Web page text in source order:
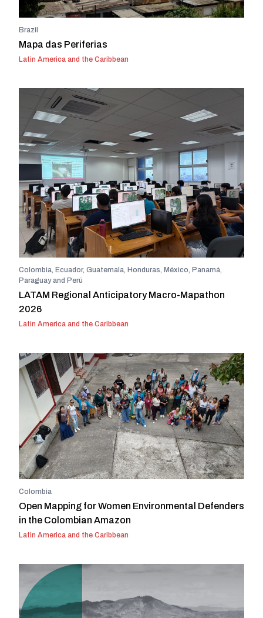
Brazil
Mapa das Periferias
Latin America and the Caribbean
Colombia, Ecuador, Guatemala, Honduras, México, Panamá,
Paraguay and Perú
LATAM Regional Anticipatory Macro-Mapathon
2026
Latin America and the Caribbean
Colombia
Open Mapping for Women Environmental Defenders
in the Colombian Amazon
Latin America and the Caribbean